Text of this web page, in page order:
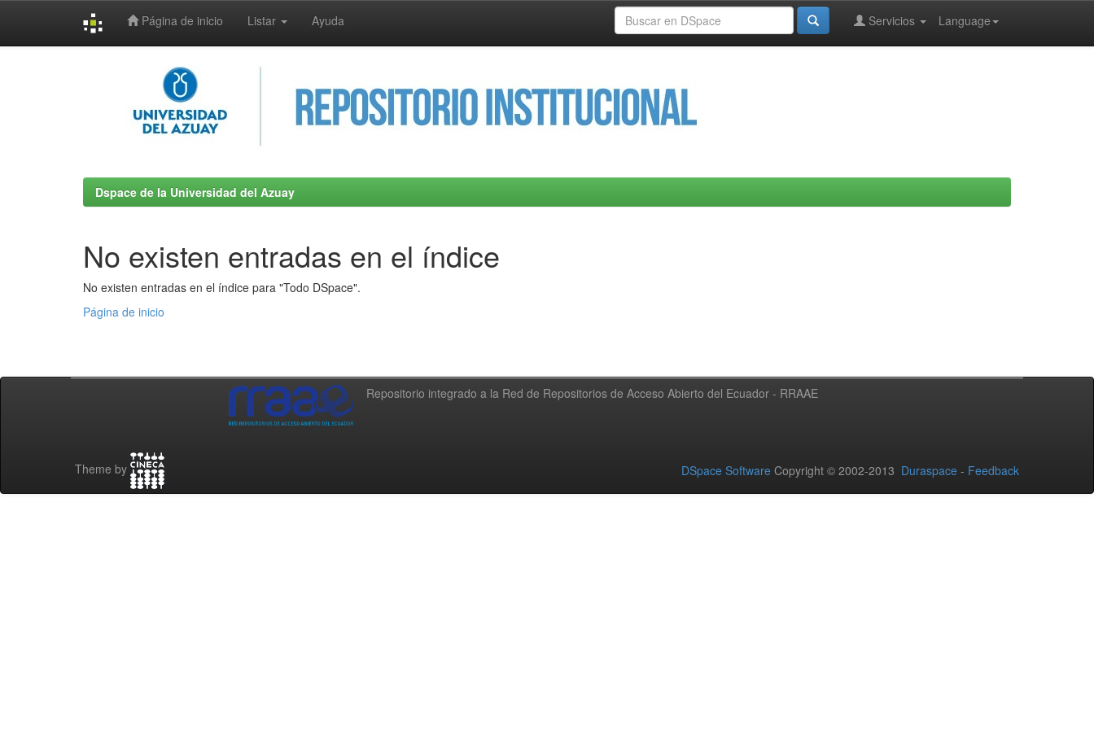
Página de inicio Listar Ayuda Language
Servicios
Dspace de la Universidad del Azuay
No existen entradas en el índice
No existen entradas en el índice para "Todo DSpace".
Página de inicio
Repositorio integrado a la Red de Repositorios de Acceso Abierto del Ecuador - RRAAE
Theme by DSpace Software Copyright © 2002-2013 Duraspace - Feedback